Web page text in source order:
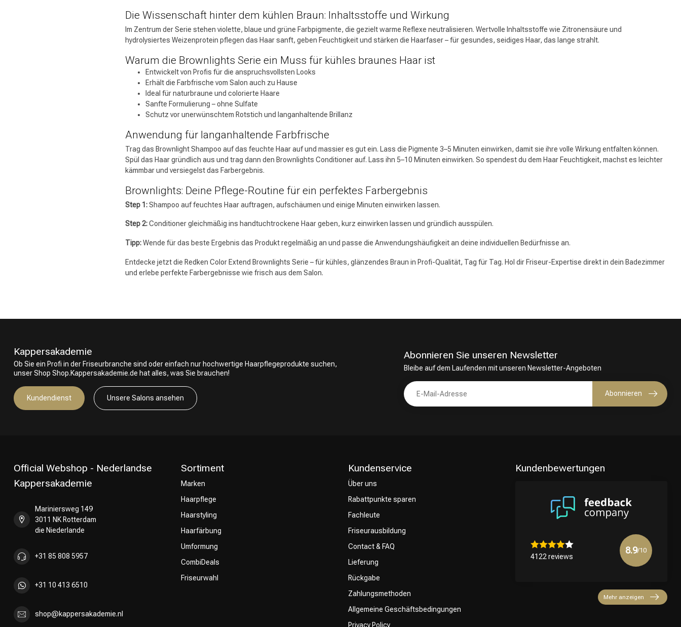
Die Wissenschaft hinter dem kühlen Braun: Inhaltsstoffe und Wirkung
Im Zentrum der Serie stehen violette, blaue und grüne Farbpigmente, die gezielt warme Reflexe neutralisieren. Wertvolle Inhaltsstoffe wie Zitronensäure und
hydrolysiertes Weizenprotein pflegen das Haar sanft, geben Feuchtigkeit und stärken die Haarfaser – für gesundes, seidiges Haar, das lange strahlt.
Warum die Brownlights Serie ein Muss für kühles braunes Haar ist
Entwickelt von Profis für die anspruchsvollsten Looks
Erhält die Farbfrische vom Salon auch zu Hause
Ideal für naturbraune und colorierte Haare
Sanfte Formulierung – ohne Sulfate
Schutz vor unerwünschtem Rotstich und langanhaltende Brillanz
Anwendung für langanhaltende Farbfrische
Trag das Brownlight Shampoo auf das feuchte Haar auf und massier es gut ein. Lass die Pigmente 3–5 Minuten einwirken, damit sie ihre volle Wirkung entfalten können.
Spül das Haar gründlich aus und trag dann den Brownlights Conditioner auf. Lass ihn 5–10 Minuten einwirken. So spendest du dem Haar Feuchtigkeit, machst es leichter
kämmbar und versiegelst das Farbergebnis.
Brownlights: Deine Pflege-Routine für ein perfektes Farbergebnis
Step 1:Shampoo auf feuchtes Haar auftragen, aufschäumen und einige Minuten einwirken lassen.
Step 2:Conditioner gleichmäßig ins handtuchtrockene Haar geben, kurz einwirken lassen und gründlich ausspülen.
Tipp:Wende für das beste Ergebnis das Produkt regelmäßig an und passe die Anwendungshäufigkeit an deine individuellen Bedürfnisse an.
Entdecke jetzt die Redken Color Extend Brownlights Serie – für kühles, glänzendes Braun in Profi-Qualität, Tag für Tag. Hol dir Friseur-Expertise direkt in dein Badezimmer
und erlebe perfekte Farbergebnisse wie frisch aus dem Salon.
Kappersakademie
Ob Sie ein Profi in der Friseurbranche sind oder einfach nur hochwertige Haarpflegeprodukte suchen,
unser Shop Shop.Kappersakademie.de hat alles, was Sie brauchen!
Kundendienst Unsere Salons ansehen
Abonnieren Sie unseren Newsletter
Bleibe auf dem Laufenden mit unseren Newsletter-Angeboten
Abonnieren
Official Webshop - Nederlandse
Kappersakademie
Mariniersweg 149
3011 NK Rotterdam
die Niederlande
+31 85 808 5957
+31 10 413 6510
shop@kappersakademie.nl
Sortiment
Marken
Haarpflege
Haarstyling
Haarfärbung
Umformung
CombiDeals
Friseurwahl
Kundenservice
Über uns
Rabattpunkte sparen
Fachleute
Friseurausbildung
Contact & FAQ
Lieferung
Rückgabe
Zahlungsmethoden
Allgemeine Geschäftsbedingungen
Privacy Policy
Kundenbewertungen
4122 reviews
8.9/10
Mehr anzeigen